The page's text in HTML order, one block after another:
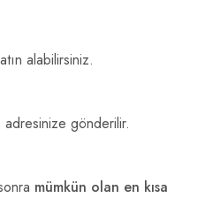
alabilirsiniz.
adresinize gönderilir.
mümkün olan en kısa